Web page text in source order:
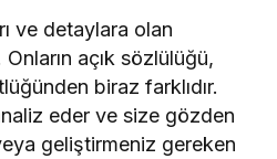
ve detaylara olan
açık sözlülüğü,
biraz farklıdır.
eder ve size gözden
geliştirmeniz gereken